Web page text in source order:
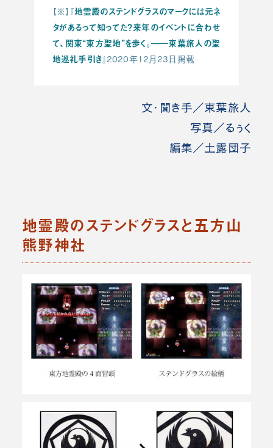
【※】『地霊殿のステンドグラスのマークには元ネ
タがあるって知ってた？来年のイベントに合わせ
て、関東“東方聖地”を歩く。――東葉旅人の聖
地巡礼手引き 』2020年12月23日掲載
文・聞き手／東葉旅人
写真／るぅく
編集／土露団子
地霊殿のステンドグラスと五方山
熊野神社